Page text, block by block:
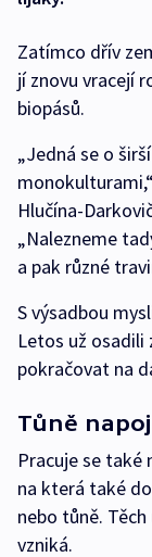
Zatímco dřív
jí znovu vracejí
biopásů.
„Jedná se o
Hlučína-
„Nalezneme
a pak různé
S výsadbou
Letos už
pokračovat na
Tůně
Pracuje se také
na která také
nebo tůně.
vzniká.